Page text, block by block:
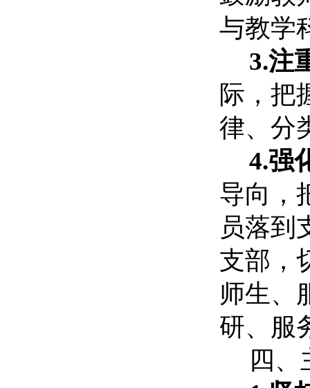
与教学
3.注
际，把
律、分
4.强
导向，
员落到
支部，
师生、
研、服
四、